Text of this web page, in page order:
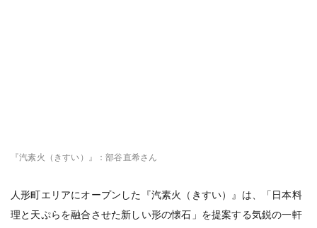
『汽素火（きすい）』：部谷直希さん
人形町エリアにオープンした『汽素火（きすい）』は、「日本料
理と天ぷらを融合させた新しい形の懐石」を提案する気鋭の一軒